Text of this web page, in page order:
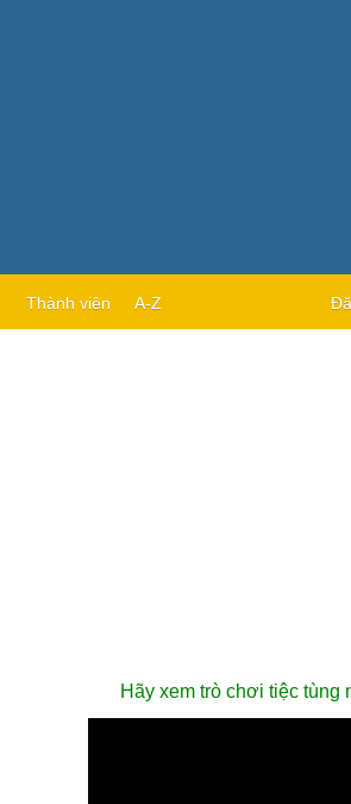
Thành viên A-Z
Hãy xem trò chơi tiệc tùng